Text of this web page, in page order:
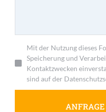
Mit der Nutzung dieses
Speicherung und
Kontaktzwecken
sind auf der